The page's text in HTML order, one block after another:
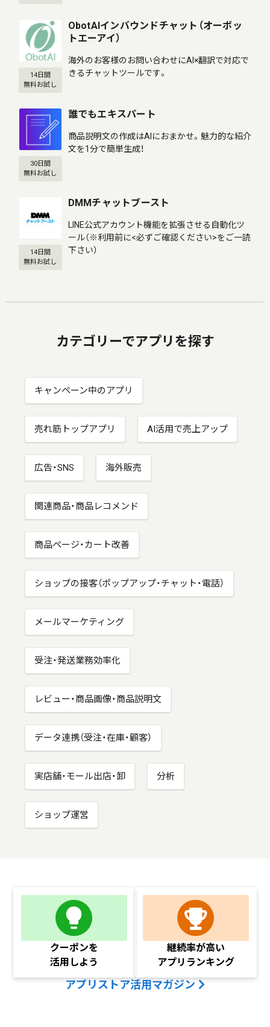
14日間
無料お試し
ObotAIインバウンドチャット（オーボッ
トエーアイ）
海外のお客様のお問い合わせにAI×翻訳で対応で
きるチャットツールです。
30日間
無料お試し
誰でもエキスパート
商品説明文の作成はAIにおまかせ。魅力的な紹介
文を1分で簡単生成！
14日間
無料お試し
DMMチャットブースト
LINE公式アカウント機能を拡張させる自動化ツ
ール（※利用前に<必ずご確認ください>をご一読
下さい）
カテゴリーでアプリを探す
キャンペーン中のアプリ
売れ筋トップアプリ AI活用で売上アップ
広告・SNS 海外販売
関連商品・商品レコメンド
商品ページ・カート改善
ショップの接客（ポップアップ・チャット・電話）
メールマーケティング
受注・発送業務効率化
レビュー・商品画像・商品説明文
データ連携（受注・在庫・顧客）
実店舗・モール出店・卸 分析
ショップ運営
クーポンを
活用しよう
継続率が高い
アプリランキング
アプリストア活用マガジン